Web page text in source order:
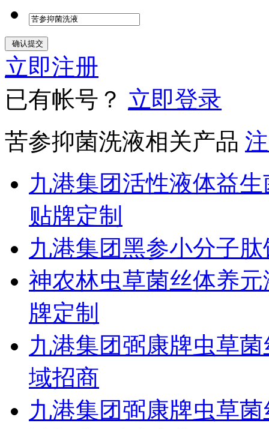
立即注册
已有帐号？ 立即登录
苦参抑菌洗液相关产品
九港集团活性液体益
贴牌定制
九港集团黑参小分子
神农林虫草菌丝体养
牌定制
九港集团弼康牌虫草
域招商
九港集团弼康牌虫草